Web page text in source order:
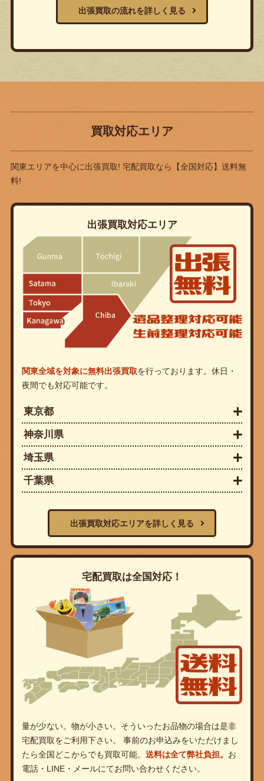
出張買取の流れを詳しく見る
買取対応エリア
関東エリアを中心に出張買取! 宅配買取なら
【全国対応】送料無
料!
出張買取対応エリア
関東全域を対象に無料出張買取を行っております。休日・
夜間でも対応可能です。
東京都
神奈川県
埼玉県
千葉県
出張買取対応エリアを詳しく見る
宅配買取は全国対応！
量が少ない。物が小さい。そういったお品物の場合は是非
宅配買取をご利用下さい。 事前のお申込みをいただけまし
たら全国どこからでも買取可能。 送料は全て弊社負担。 お
電話・LINE・メールにてお問い合わせください。